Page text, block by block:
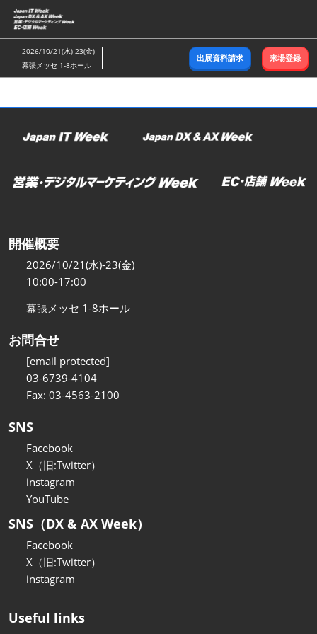
ス
キ
ッ
し
2026/10/21(水)-23(金)
幕張メッセ 1-8ホール
出展資料請求 来場登録
開催概要
2026/10/21(水)-23(金)
10:00-17:00
幕張メッセ 1-8ホール
お問合せ
[email protected]
03-6739-4104
Fax: 03-4563-2100
SNS
Facebook
X（旧:Twitter）
instagram
YouTube
SNS（DX & AX Week）
Facebook
X（旧:Twitter）
instagram
Useful links